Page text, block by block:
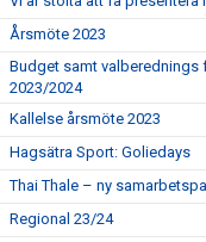
Årsmöte 2023
Budget samt
2023/2024
Kallelse årsmöte 2023
Hagsätra Sport: Goliedays
Thai Thale – ny
Regional 23/24